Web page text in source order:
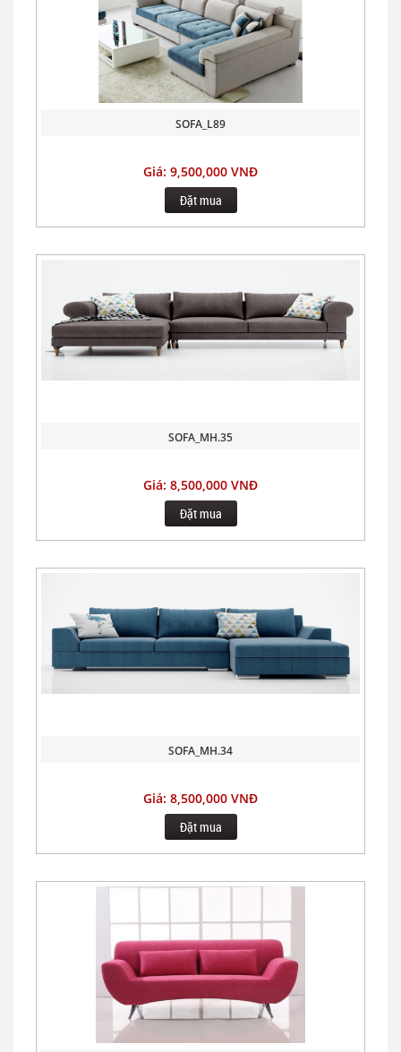
SOFA_L89
Giá: 9,500,000 VNĐ
Đặt mua
SOFA_MH.35
Giá: 8,500,000 VNĐ
Đặt mua
SOFA_MH.34
Giá: 8,500,000 VNĐ
Đặt mua